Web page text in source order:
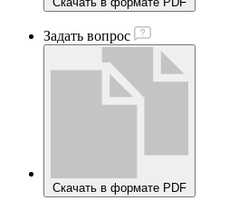
Задать вопрос
Скачать в формате PDF